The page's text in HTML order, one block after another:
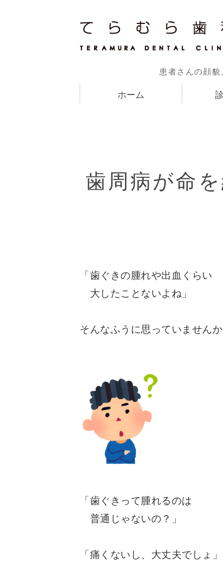
患者さんの顔
ホーム
歯周病が命
「歯ぐきの腫れや出血くらい
大したことないよね」
そんなふうに思っていません
「歯ぐきって腫れるのは
普通じゃないの？」
「痛くないし、大丈夫でしょ」